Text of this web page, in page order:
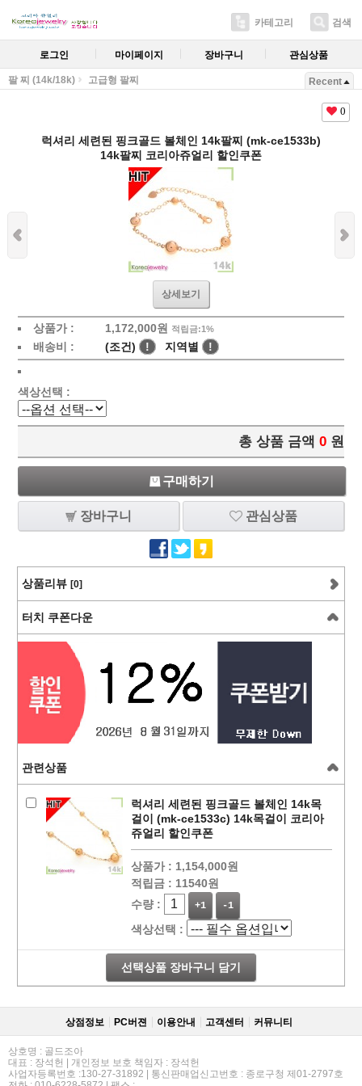
카테고리 검색
로그인 마이페이지 장바구니 관심상품
팔 찌 (14k/18k) 고급형 팔찌 Recent
0
럭셔리 세련된 핑크골드 볼체인 14k팔찌 (mk-ce1533b)
14k팔찌 코리아쥬얼리 할인쿠폰
상세보기
상품가 : 1,172,000원 적립금:1%
배송비 : (조건) ! 지역별 !
색상선택 :
총 상품 금액 0 원
구매하기
장바구니 관심상품
상품리뷰 [0]
터치 쿠폰다운
관련상품
럭셔리 세련된 핑크골드 볼체인 14k목
걸이 (mk-ce1533c) 14k목걸이 코리아
쥬얼리 할인쿠폰
상품가 : 1,154,000원
적립금 : 11540원
수량 :
+1 -1
색상선택 :
선택상품 장바구니 담기
상점정보 PC버젼 이용안내 고객센터 커뮤니티
상호명 : 골드조아
대표 : 장석헌 | 개인정보 보호 책임자 : 장석헌
사업자등록번호 :130-27-31892 | 통신판매업신고번호 : 종로구청 제01-2797호